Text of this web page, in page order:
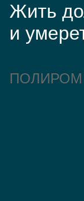
Жить
и